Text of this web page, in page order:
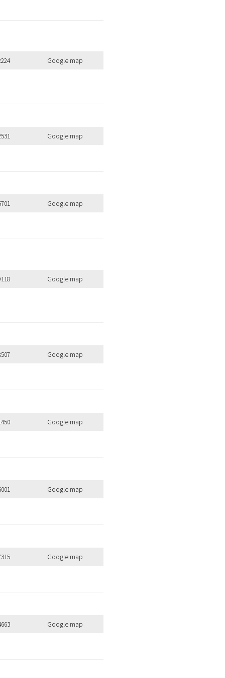
Google map
Google map
Google map
Google map
Google map
Google map
Google map
Google map
Google map